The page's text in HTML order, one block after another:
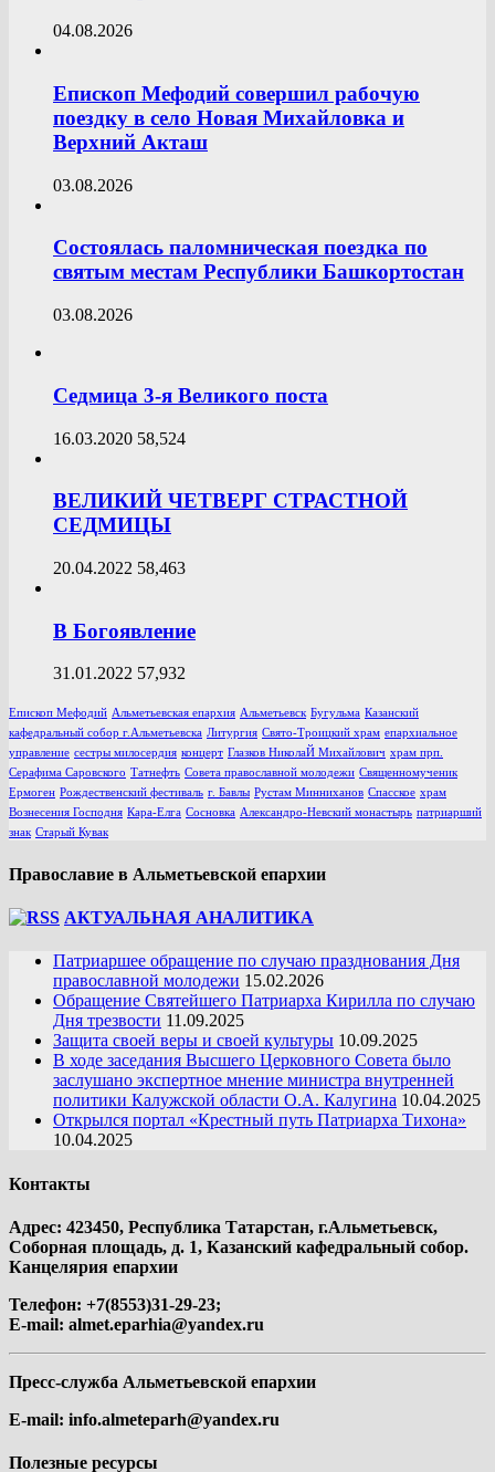
04.08.2026
Епископ Мефодий совершил рабочую
поездку в село Новая Михайловка и
Верхний Акташ
03.08.2026
Состоялась паломническая поездка по
святым местам Республики Башкортостан
03.08.2026
Седмица 3-я Великого поста
16.03.2020 58,524
ВЕЛИКИЙ ЧЕТВЕРГ СТРАСТНОЙ
СЕДМИЦЫ
20.04.2022 58,463
В Богоявление
31.01.2022 57,932
Епископ Мефодий Альметьевская епархия Альметьевск Бугульма Казанский
кафедральный собор г.Альметьевска Литургия Свято-Троицкий храм епархиальное
управление сестры милосердия концерт Глазков НиколаЙ Михайлович храм прп.
Серафима Саровского Татнефть Совета православной молодежи Священномученик
Ермоген Рождественский фестиваль г. Бавлы Рустам Минниханов Спасское храм
Вознесения Господня Кара-Елга Сосновка Александро-Невский монастырь патриарший
знак Старый Кувак
Православие в Альметьевской епархии
АКТУАЛЬНАЯ АНАЛИТИКА
Патриаршее обращение по случаю празднования Дня
православной молодежи 15.02.2026
Обращение Святейшего Патриарха Кирилла по случаю
Дня трезвости 11.09.2025
Защита своей веры и своей культуры 10.09.2025
В ходе заседания Высшего Церковного Совета было
заслушано экспертное мнение министра внутренней
политики Калужской области О.А. Калугина 10.04.2025
Открылся портал «Крестный путь Патриарха Тихона»
10.04.2025
Контакты
Адрес: 423450, Республика Татарстан, г.Альметьевск,
Соборная площадь, д. 1, Казанский кафедральный собор.
Канцелярия епархии
Телефон: +7(8553)31-29-23;
E-mail: almet.eparhia@yandex.ru
Пресс-служба Альметьевской епархии
E-mail: info.almeteparh@yandex.ru
Полезные ресурсы